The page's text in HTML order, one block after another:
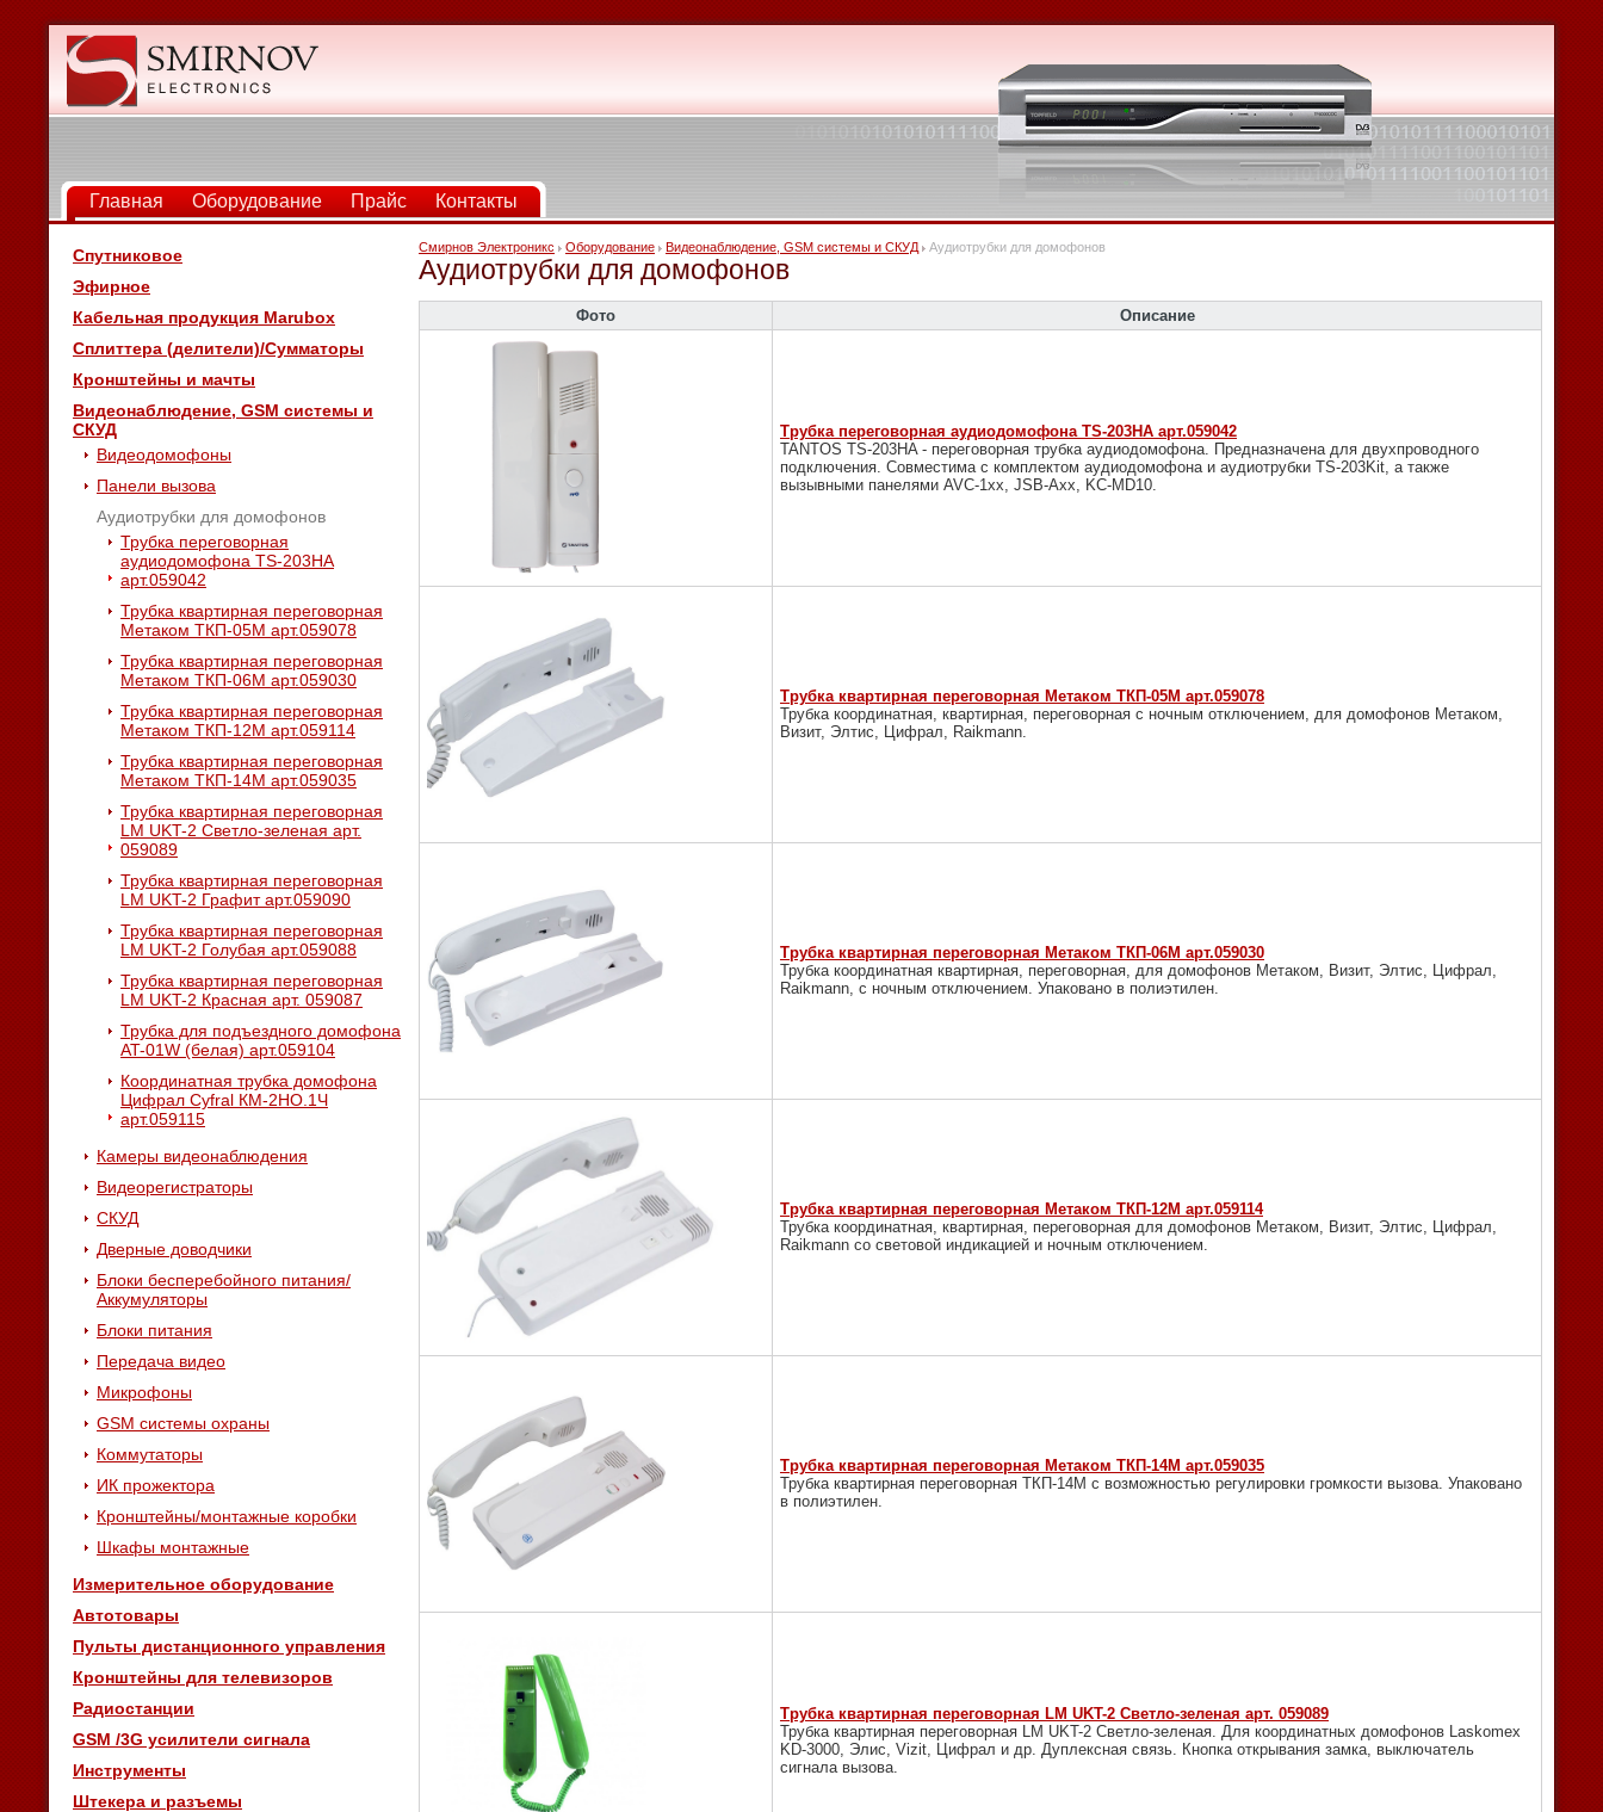
Главная Оборудование Прайс Контакты
Спутниковое
Эфирное
Кабельная продукция Marubox
Сплиттера (делители)/Сумматоры
Кронштейны и мачты
Видеонаблюдение, GSM системы и
СКУД
Видеодомофоны
Панели вызова
Аудиотрубки для домофонов
Трубка переговорная
аудиодомофона TS-203HA
арт.059042
Трубка квартирная переговорная
Метаком ТКП-05М арт.059078
Трубка квартирная переговорная
Метаком ТКП-06М арт.059030
Трубка квартирная переговорная
Метаком ТКП-12М арт.059114
Трубка квартирная переговорная
Метаком ТКП-14М арт.059035
Трубка квартирная переговорная
LM UKT-2 Светло-зеленая арт.
059089
Трубка квартирная переговорная
LM UKT-2 Графит арт.059090
Трубка квартирная переговорная
LM UKT-2 Голубая арт.059088
Трубка квартирная переговорная
LM UKT-2 Красная арт. 059087
Трубка для подъездного домофона
AT-01W (белая) арт.059104
Координатная трубка домофона
Цифрал Cyfral КМ-2НО.1Ч
арт.059115
Камеры видеонаблюдения
Видеорегистраторы
СКУД
Дверные доводчики
Блоки бесперебойного питания/
Аккумуляторы
Блоки питания
Передача видео
Микрофоны
GSM системы охраны
Коммутаторы
ИК прожектора
Кронштейны/монтажные коробки
Шкафы монтажные
Измерительное оборудование
Автотовары
Пульты дистанционного управления
Кронштейны для телевизоров
Радиостанции
GSM /3G усилители сигнала
Инструменты
Штекера и разъемы
Смирнов Электроникс Оборудование Видеонаблюдение, GSM системы и СКУД Аудиотрубки для домофонов
Аудиотрубки для домофонов
Фото Описание
Трубка переговорная аудиодомофона TS-203HA арт.059042
TANTOS TS-203HA - переговорная трубка аудиодомофона. Предназначена для двухпроводного
подключения. Совместима с комплектом аудиодомофона и аудиотрубки TS-203Kit, а также
вызывными панелями AVC-1xx, JSB-Axx, KC-MD10.
Трубка квартирная переговорная Метаком ТКП-05М арт.059078
Трубка координатная, квартирная, переговорная с ночным отключением, для домофонов Метаком,
Визит, Элтис, Цифрал, Raikmann.
Трубка квартирная переговорная Метаком ТКП-06М арт.059030
Трубка координатная квартирная, переговорная, для домофонов Метаком, Визит, Элтис, Цифрал,
Raikmann, с ночным отключением. Упаковано в полиэтилен.
Трубка квартирная переговорная Метаком ТКП-12М арт.059114
Трубка координатная, квартирная, переговорная для домофонов Метаком, Визит, Элтис, Цифрал,
Raikmann со световой индикацией и ночным отключением.
Трубка квартирная переговорная Метаком ТКП-14М арт.059035
Трубка квартирная переговорная ТКП-14М с возможностью регулировки громкости вызова. Упаковано
в полиэтилен.
Трубка квартирная переговорная LM UKT-2 Светло-зеленая арт. 059089
Трубка квартирная переговорная LM UKT-2 Светло-зеленая. Для координатных домофонов Laskomex
KD-3000, Элис, Vizit, Цифрал и др. Дуплексная связь. Кнопка открывания замка, выключатель
сигнала вызова.